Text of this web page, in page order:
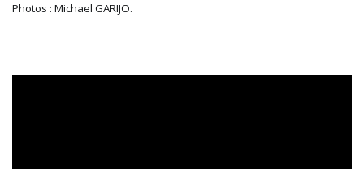
Photos : Michael GARIJO.